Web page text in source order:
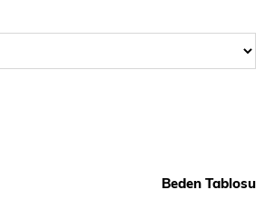
Beden Tablosu